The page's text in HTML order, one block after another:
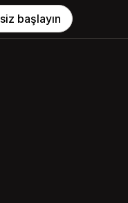
başlayın